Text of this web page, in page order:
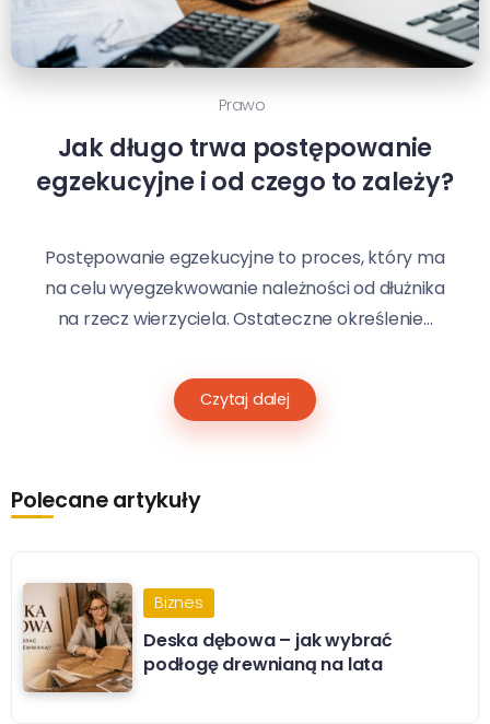
Prawo
Jak długo trwa postępowanie
egzekucyjne i od czego to zależy?
Postępowanie egzekucyjne to proces, który ma
na celu wyegzekwowanie należności od dłużnika
na rzecz wierzyciela. Ostateczne określenie...
Czytaj dalej
Polecane artykuły
Biznes
Deska dębowa – jak wybrać
podłogę drewnianą na lata